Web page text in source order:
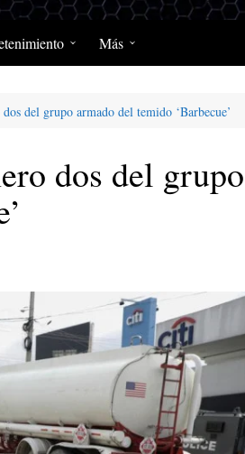
Podcast y
Más
del grupo armado del temido ‘Barbecue’
dos del grupo